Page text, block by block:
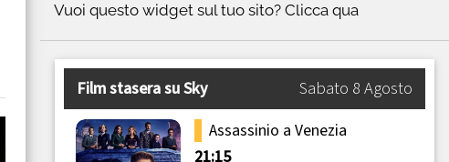
Vuoi questo widget sul tuo sito? Clicca qua